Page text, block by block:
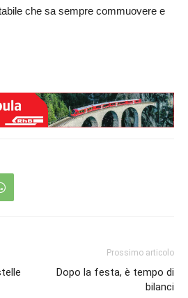
che sa sempre commuovere e
Prossimo articolo
Dopo la festa, è tempo di
bilanci